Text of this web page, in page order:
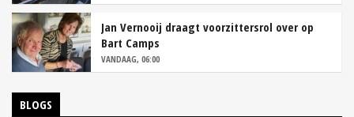
Jan Vernooij draagt voorzittersrol over op
Bart Camps
VANDAAG, 06:00
BLOGS